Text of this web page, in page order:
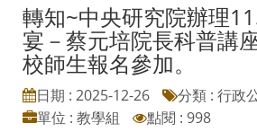
轉知~中央研究院辦理
宴－蔡元培院長科普講
校師生報名參加。
日期 : 2025-12-26
分類 : 行政
單位 : 教學組
點閱 : 998